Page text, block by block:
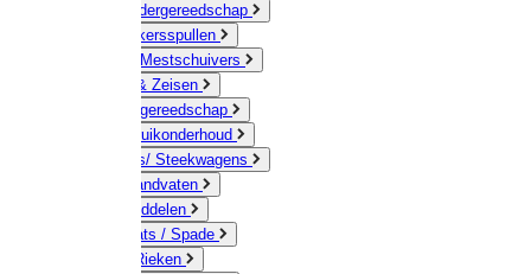
Hand-/ Kindergereedschap
Stratenmakersspullen
Sneeuw- / Mestschuivers
Baggeren & Zeisen
Elektrisch gereedschap
Boom / Struikonderhoud
Kruiwagens/ Steekwagens
Stelen / Handvaten
Tuinhulpmiddelen
Schop / Bats / Spade
Vorken & Rieken